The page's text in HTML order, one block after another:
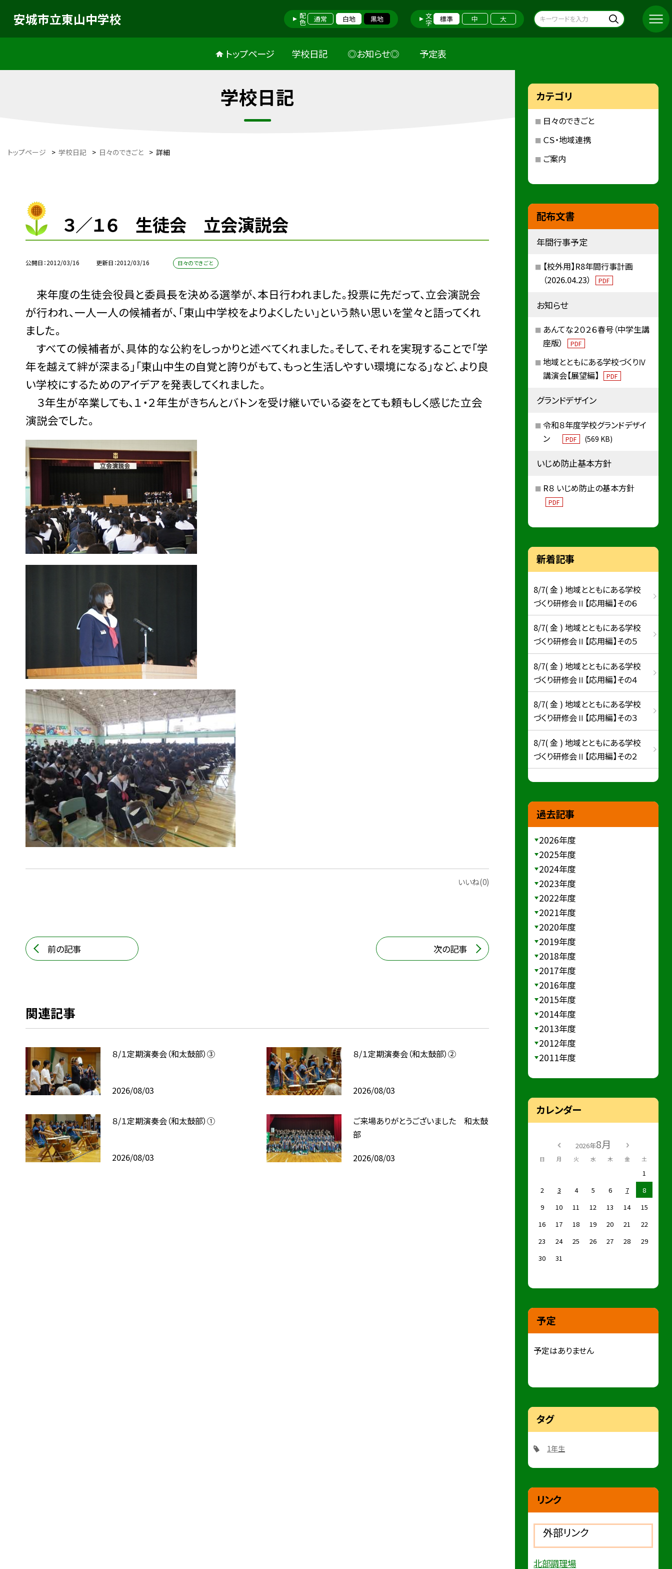
安城市立東山中学校 配色 通常 白地 黒地 文字 標準 中 大
トップページ 学校日記 ◎お知らせ◎ 予定表
学校日記
トップページ > 学校日記 > 日々のできごと > 詳細
３／１６ 生徒会 立会演説会
公開日 2012/03/16 更新日 2012/03/16 日々のできごと
来年度の生徒会役員と委員長を決める選挙が、本日行われました。投票に先だって、立会演説会
が行われ、一人一人の候補者が、「東山中学校をよりよくしたい」という熱い思いを堂々と語ってくれ
ました。
すべての候補者が、具体的な公約をしっかりと述べてくれました。そして、それを実現することで「学
年を越えて絆が深まる」「東山中生の自覚と誇りがもて、もっと生活しやすい環境になる」など、より良
い学校にするためのアイデアを発表してくれました。
３年生が卒業しても、１・２年生がきちんとバトンを受け継いでいる姿をとても頼もしく感じた立会
演説会でした。
いいね(0)
前の記事 次の記事
関連記事
８/１定期演奏会（和太鼓部）③
2026/08/03
８/１定期演奏会（和太鼓部）②
2026/08/03
８/１定期演奏会（和太鼓部）①
2026/08/03
ご来場ありがとうございました 和太鼓
部
2026/08/03
カテゴリ
日々のできごと
ＣＳ・地域連携
ご案内
配布文書
年間行事予定
【校外用】R8年間行事計画
（2026.04.23）
PDF
お知らせ
あんてな２０２６春号（中学生講
座版）
PDF
地域とともにある学校づくりⅣ
講演会【展望編】
PDF
グランドデザイン
令和８年度学校グランドデザイ
ン
PDF (569 KB)
いじめ防止基本方針
R８ いじめ防止の基本方針
PDF
新着記事
8/7( 金 ) 地域とともにある学校
づくり研修会Ⅱ【応用編】その６
8/7( 金 ) 地域とともにある学校
づくり研修会Ⅱ【応用編】その５
8/7( 金 ) 地域とともにある学校
づくり研修会Ⅱ【応用編】その４
8/7( 金 ) 地域とともにある学校
づくり研修会Ⅱ【応用編】その３
8/7( 金 ) 地域とともにある学校
づくり研修会Ⅱ【応用編】その２
過去記事
2026年度
2025年度
2024年度
2023年度
2022年度
2021年度
2020年度
2019年度
2018年度
2017年度
2016年度
2015年度
2014年度
2013年度
2012年度
2011年度
カレンダー
2026年8月
日 月 火 水 木 金 土
1
2
3 4 5 6 7
8
9
10 11 12 13 14
15
16
17 18 19 20 21
22
23
24 25 26 27 28
29
30
31
予定
予定はありません
タグ
1年生
リンク
外部リンク
北部調理場